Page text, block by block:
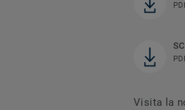
Visita la